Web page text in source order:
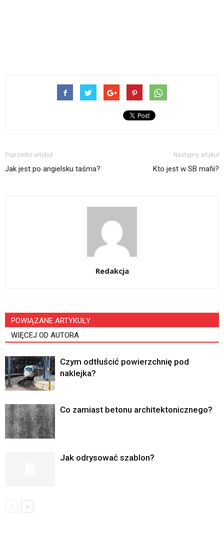
Poprzedni artykuł
Jak jest po angielsku taśma?
Następny artykuł
Kto jest w SB mafii?
Redakcja
POWIĄZANE ARTYKUŁY
WIĘCEJ OD AUTORA
Czym odtłuścić powierzchnię pod
naklejka?
Co zamiast betonu architektonicznego?
Jak odrysować szablon?